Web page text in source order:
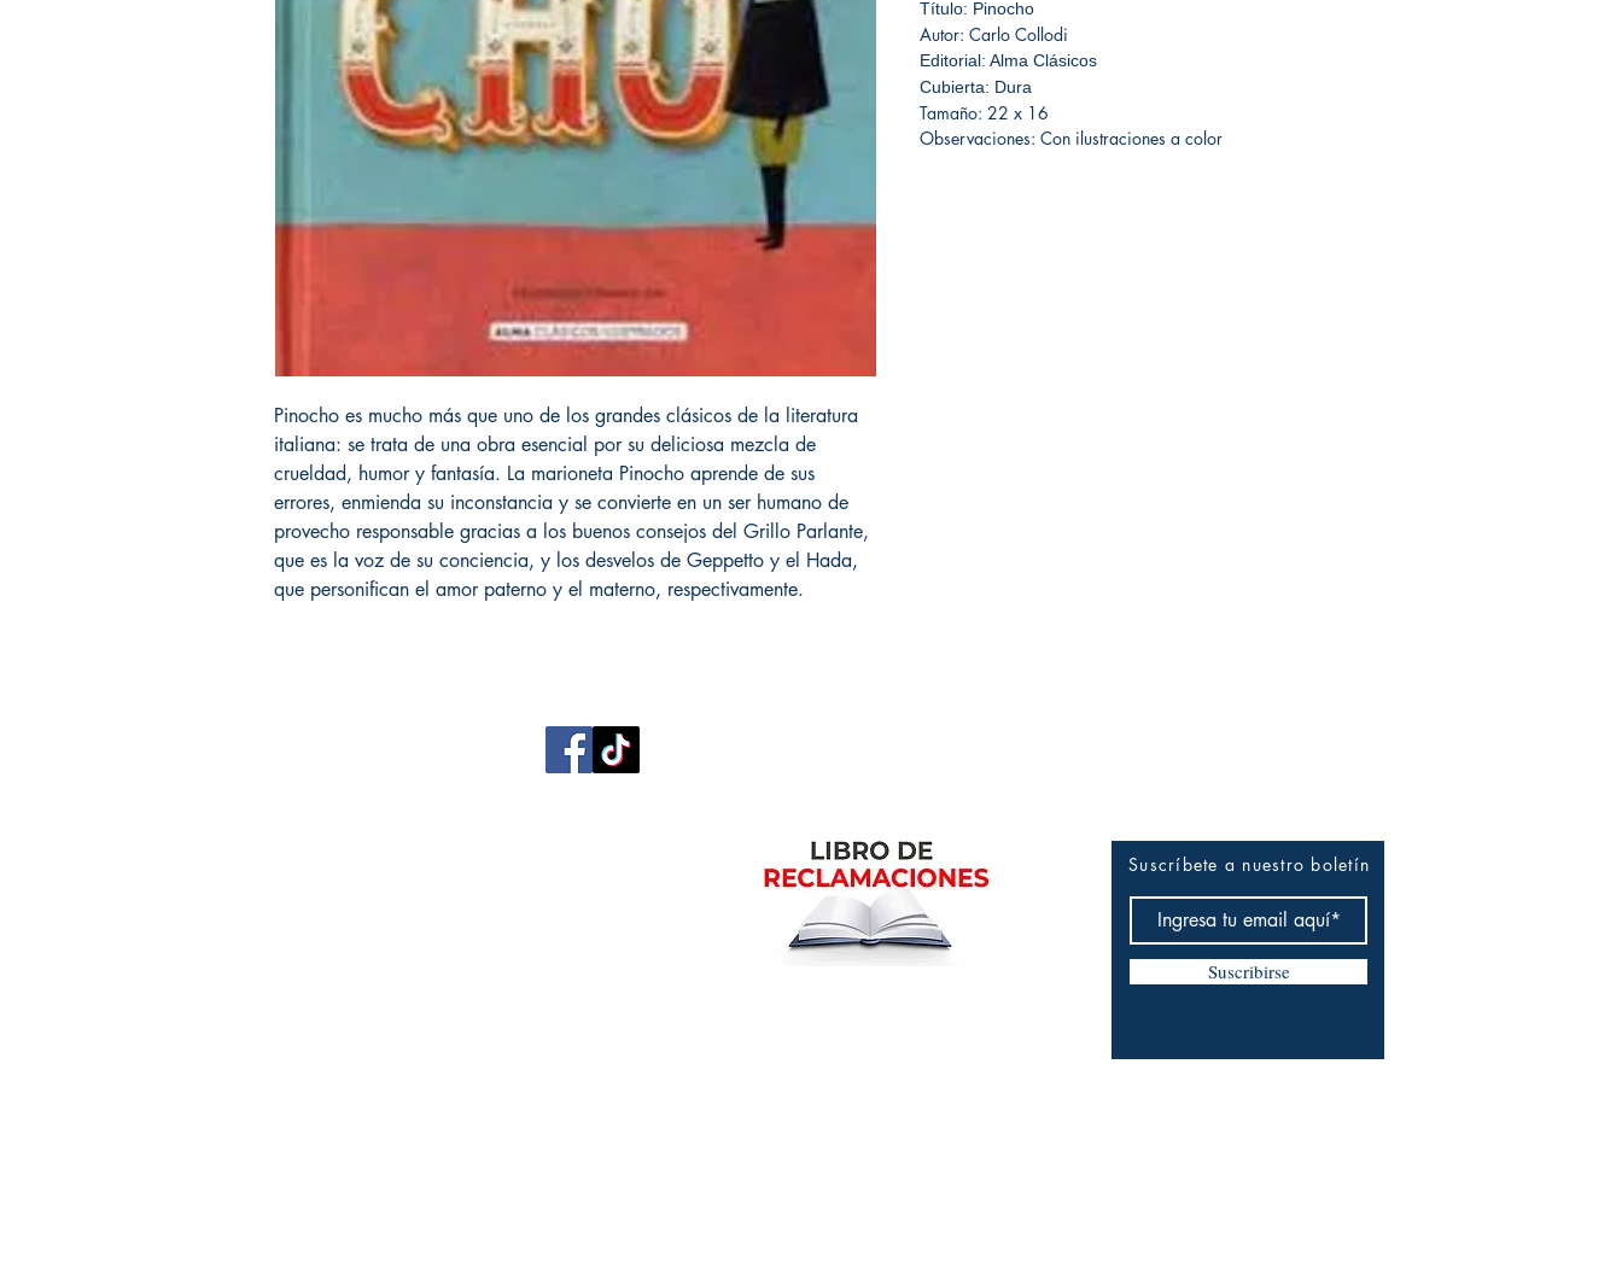
Pinocho es mucho más que uno de los grandes clásicos de la literatura
italiana: se trata de una obra esencial por su deliciosa mezcla de
crueldad, humor y fantasía. La marioneta Pinocho aprende de sus
errores, enmienda su inconstancia y se convierte en un ser humano de
provecho responsable gracias a los buenos consejos del Grillo Parlante,
que es la voz de su conciencia, y los desvelos de Geppetto y el Hada,
que personifican el amor paterno y el materno, respectivamente.
Título: Pinocho
Autor: Carlo Collodi
Editorial: Alma Clásicos
Cubierta: Dura
Tamaño: 22 x 16
Observaciones: Con ilustraciones a color
Suscríbete a nuestro boletín
Suscribirse